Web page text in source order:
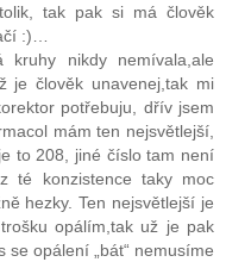
tak pak si má člověk
:)…
nikdy nemívala,ale
je člověk unavenej,tak mi
potřebuju, dřív jsem
mám ten nejsvětlejší,
to 208, jiné číslo tam není
té konzistence taky moc
hezky. Ten nejsvětlejší je
opálím,tak už je pak
opálení „bát“ nemusíme